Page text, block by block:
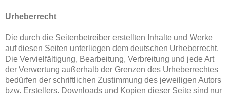
Urheberrecht
Die durch die Seitenbetreiber erstellten Inhalte und Werke
auf diesen Seiten unterliegen dem deutschen Urheberrecht.
Die Vervielfältigung, Bearbeitung, Verbreitung und jede Art
der Verwertung außerhalb der Grenzen des Urheberrechtes
bedürfen der schriftlichen Zustimmung des jeweiligen Autors
bzw. Erstellers. Downloads und Kopien dieser Seite sind nur